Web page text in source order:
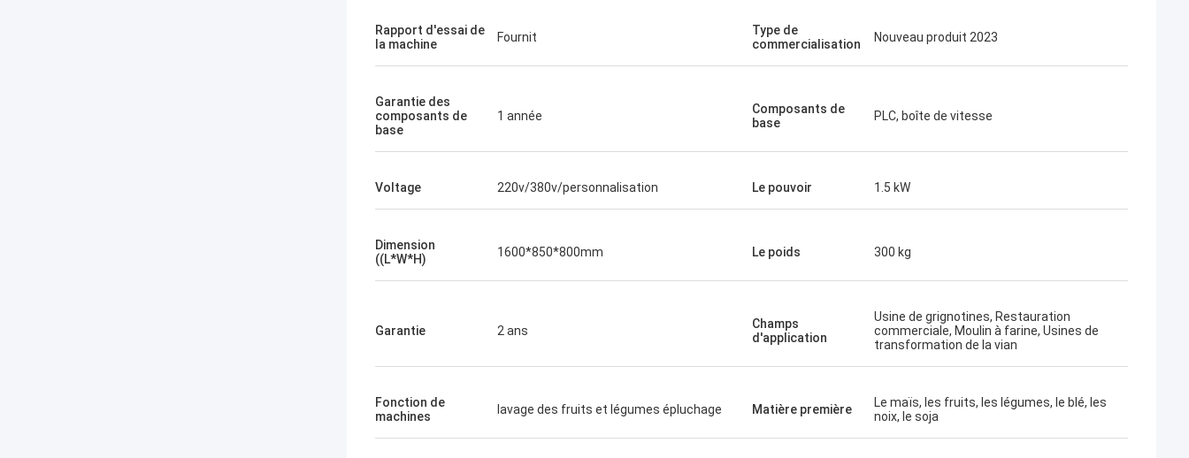
Rapport d'essai de
la machine
Fournit
Type de
commercialisation
Nouveau produit 2023
Garantie des
composants de
base
1 année
Composants de
base
PLC, boîte de vitesse
Voltage 220v/380v/personnalisation Le pouvoir 1.5 kW
Dimension
((L*W*H)
1600*850*800mm Le poids 300 kg
Garantie 2 ans
Champs
d'application
Usine de grignotines, Restauration
commerciale, Moulin à farine, Usines de
transformation de la vian
Fonction de
machines
lavage des fruits et légumes épluchage Matière première
Le maïs, les fruits, les légumes, le blé, les
noix, le soja